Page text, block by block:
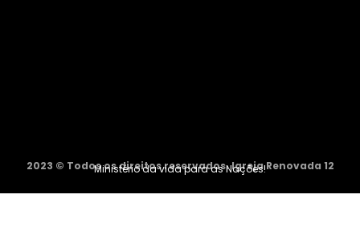
2023 © Todos os direitos reservados. Igreja Renovada 12
Ministério da vida para as Nações!